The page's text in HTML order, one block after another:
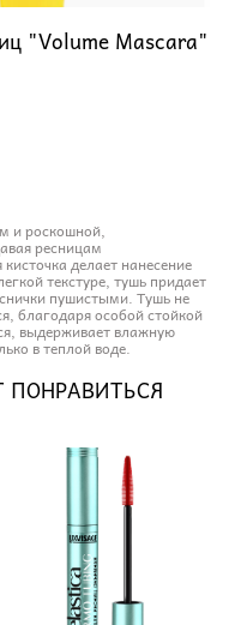
"Volume Mascara"
и роскошной,
ресницам
делает нанесение
текстуре, тушь придает
пушистыми. Тушь не
благодаря особой стойкой
выдерживает влажную
в теплой воде.